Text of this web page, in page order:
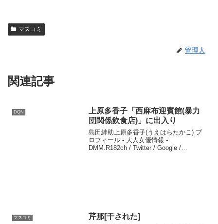
マスコミ
管理人
関連記事
DQN
上原多香子「西麻布迎賓館(暴力
団関係飲食店)」に出入り
島田紳助上原多香子(うえはらたかこ) プ
ロフィール - 大人女優情報 -
DMM.R182ch / Twitter / Google /
マスコミ 芹那[干された]